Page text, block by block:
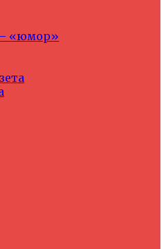
«юмор»